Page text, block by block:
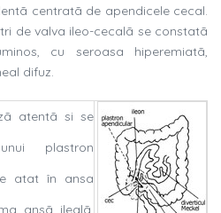
centratã de apendicele cecal.
de valva ileo-cecalã se constatã
cu seroasa hiperemiatã,
difuz.
atentã si se
plastron
atat în ansa
ansã ilealã,